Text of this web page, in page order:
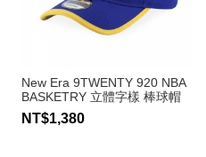
New Era 9TWENTY 920 NBA
BASKETRY 立體字樣 棒球帽
勇士隊
NT$1,380